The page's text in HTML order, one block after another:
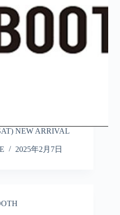
NEW ARRIVAL
2025年2月7日